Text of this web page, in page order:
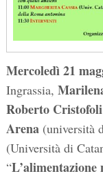
Mercoledì 21
Ingrassia,
Roberto Cristofoli
Arena (università
(Università di
“L’alimentazione